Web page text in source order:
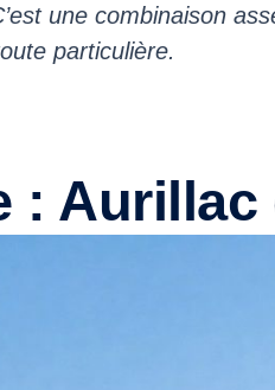
une combinaison
particulière.
: